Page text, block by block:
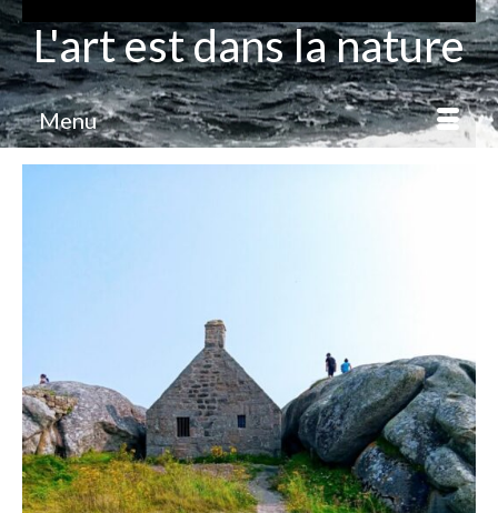
L'art est dans la nature
Menu